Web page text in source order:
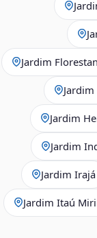
Jardim
Jardim
Jardim
Jardim Irajá
Jardim Itaú